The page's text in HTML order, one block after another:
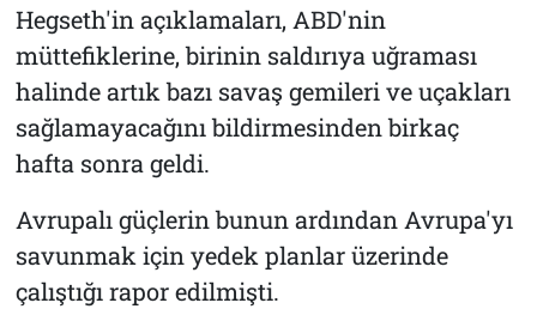
Hegseth'in açıklamaları, ABD'nin
müttefiklerine, birinin saldırıya uğraması
halinde artık bazı savaş gemileri ve uçakları
sağlamayacağını bildirmesinden birkaç
hafta sonra geldi.
Avrupalı güçlerin bunun ardından Avrupa'yı
savunmak için yedek planlar üzerinde
çalıştığı rapor edilmişti.